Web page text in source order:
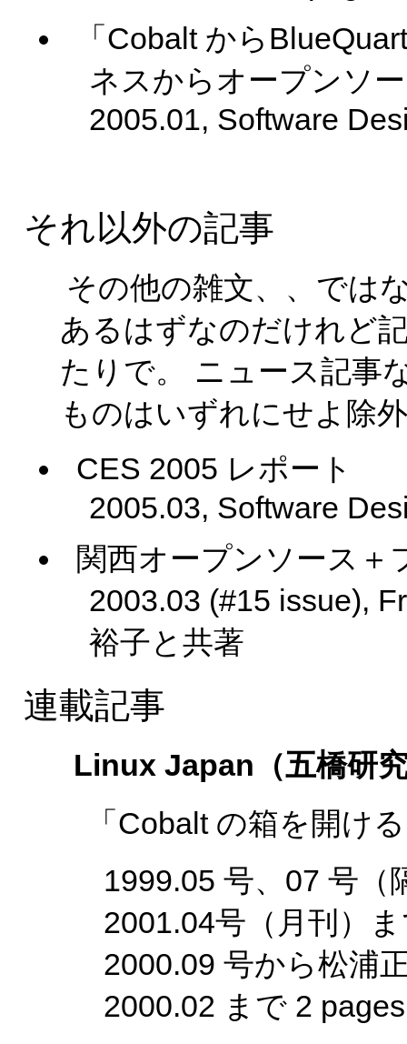
「Cobalt から
ネスからオープンソ
2005.01, Software
それ以外の記事
その他の雑文、、では
あるはずなのだけれど
たりで。 ニュース記事
ものはいずれにせよ除
CES 2005 レポート
2005.03, Software
関西オープンソース＋
2003.03 (#15 issue),
裕子と共著
連載記事
Linux Japan（五橋研
「Cobalt の箱を開け
1999.05 号、07 号（
2001.04号（月刊）
2000.09 号から松浦
2000.02 まで 2